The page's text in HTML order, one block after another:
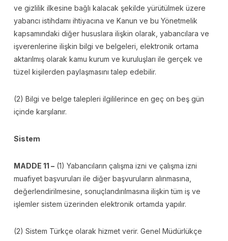
ve gizlilik ilkesine bağlı kalacak şekilde yürütülmek üzere
yabancı istihdamı ihtiyacına ve Kanun ve bu Yönetmelik
kapsamındaki diğer hususlara ilişkin olarak, yabancılara ve
işverenlerine ilişkin bilgi ve belgeleri, elektronik ortama
aktarılmış olarak kamu kurum ve kuruluşları ile gerçek ve
tüzel kişilerden paylaşmasını talep edebilir.
(2) Bilgi ve belge talepleri ilgililerince en geç on beş gün
içinde karşılanır.
Sistem
MADDE 11 –(1) Yabancıların çalışma izni ve çalışma izni
muafiyet başvuruları ile diğer başvuruların alınmasına,
değerlendirilmesine, sonuçlandırılmasına ilişkin tüm iş ve
işlemler sistem üzerinden elektronik ortamda yapılır.
(2) Sistem Türkçe olarak hizmet verir. Genel Müdürlükçe